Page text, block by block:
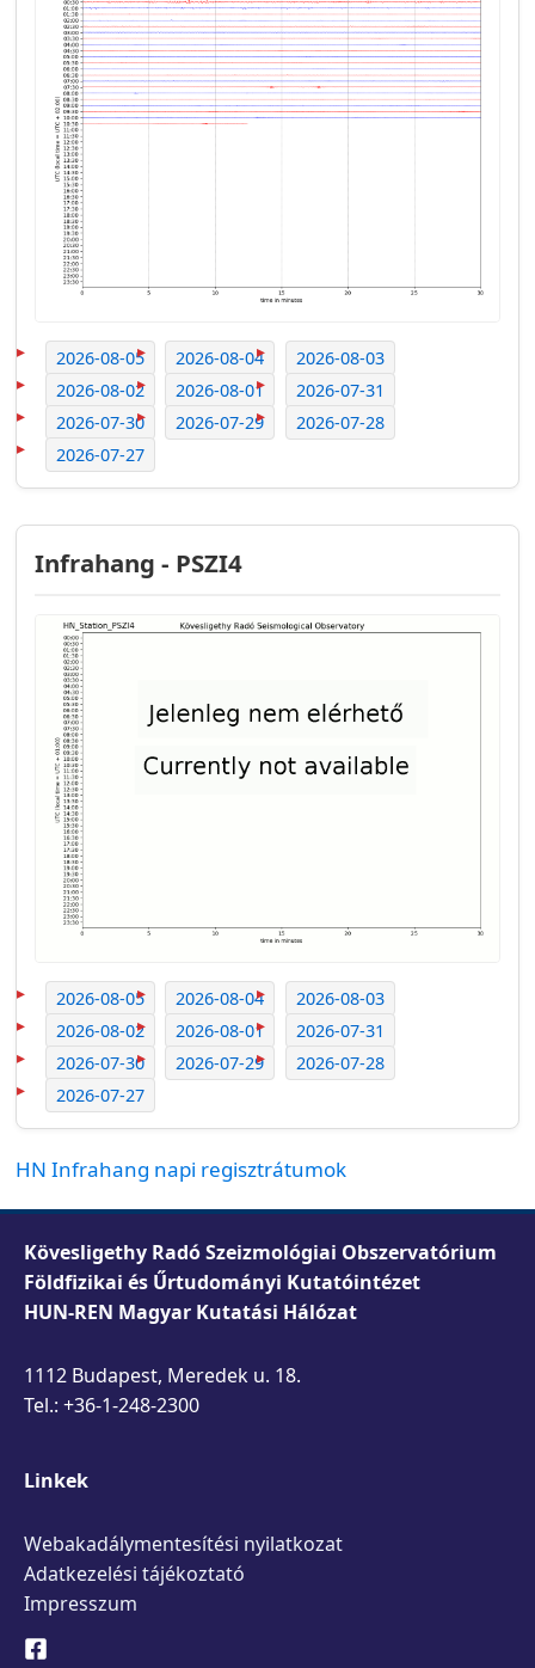
2026-08-05 2026-08-04
2026-08-03
2026-08-02
2026-08-01
2026-07-31
2026-07-30
2026-07-29
2026-07-28
2026-07-27
Infrahang - PSZI4
2026-08-05 2026-08-04
2026-08-03
2026-08-02
2026-08-01
2026-07-31
2026-07-30
2026-07-29
2026-07-28
2026-07-27
HN Infrahang napi regisztrátumok
Kövesligethy Radó Szeizmológiai Obszervatórium
Földfizikai és Űrtudományi Kutatóintézet
HUN-REN Magyar Kutatási Hálózat
1112 Budapest, Meredek u. 18.
Tel.: +36-1-248-2300
Linkek
Webakadálymentesítési nyilatkozat
Adatkezelési tájékoztató
Impresszum